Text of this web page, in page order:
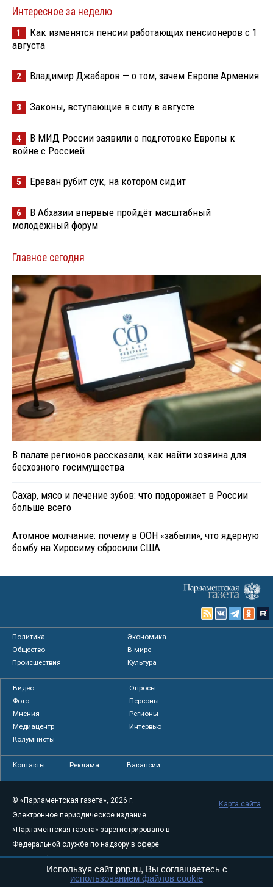
Интересное за неделю
1
Как изменятся пенсии работающих пенсионеров с 1
августа
2 Владимир Джабаров — о том, зачем Европе Армения
3 Законы, вступающие в силу в августе
4
В МИД России заявили о подготовке Европы к
войне с Россией
5 Ереван рубит сук, на котором сидит
6
В Абхазии впервые пройдёт масштабный
молодёжный форум
Главное сегодня
В палате регионов рассказали, как найти хозяина для
бесхозного госимущества
Сахар, мясо и лечение зубов: что подорожает в России
больше всего
Атомное молчание: почему в ООН «забыли», что ядерную
бомбу на Хиросиму сбросили США
Политика
Экономика
Общество
В мире
Происшествия
Культура
Видео
Опросы
Фото
Персоны
Мнения
Регионы
Медиацентр
Интервью
Колумнисты
Контакты Реклама Вакансии
© «Парламентская газета», 2026 г.
Электронное периодическое издание
«Парламентская газета» зарегистрировано в
Федеральной службе по надзору в сфере
связи, информационных технологий и
массовых коммуникаций (Роскомнадзор) 05
Карта сайта
Используя сайт pnp.ru, Вы соглашаетесь с
использованием файлов cookie